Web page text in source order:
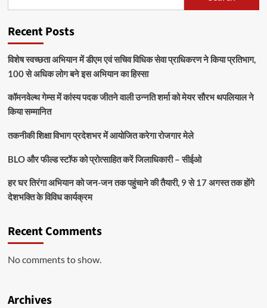
Recent Posts
विशेष स्वच्छता अभियान में डीएम एवं सचिव विधिक सेवा प्राधिकरण ने किया प्रतिभाग,
100 से अधिक लोग बने इस अभियान का हिस्सा
कॉमनवेल्थ गेम्स में कांस्य पदक जीतने वाली उन्नति शर्मा को मेयर सौरभ थपलियाल ने
किया सम्मानित
तकनीकी शिक्षा विभाग प्रदेशभर में आयोजित करेगा रोजगार मेले
BLO और फील्ड स्टॉफ को प्रोत्साहित करें जिलाधिकारी – सीईओ
हर घर तिरंगा अभियान को जन-जन तक पहुंचाने की तैयारी, 9 से 17 अगस्त तक होंगे
देशभक्ति के विविध कार्यक्रम
Recent Comments
No comments to show.
Archives